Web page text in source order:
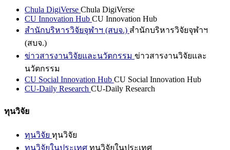
Chula DigiVerse Chula DigiVerse
CU Innovation Hub CU Innovation Hub
สำนักบริหารวิจัยจุฬาฯ (สบจ.) สำนักบริหารวิจัยจุฬาฯ
(สบจ.)
ข่าวสารงานวิจัยและนวัตกรรม ข่าวสารงานวิจัยและ
นวัตกรรม
CU Social Innovation Hub CU Social Innovation Hub
CU-Daily Research CU-Daily Research
ทุนวิจัย
ทุนวิจัย ทุนวิจัย
ทุนวิจัยในประเทศ ทุนวิจัยในประเทศ